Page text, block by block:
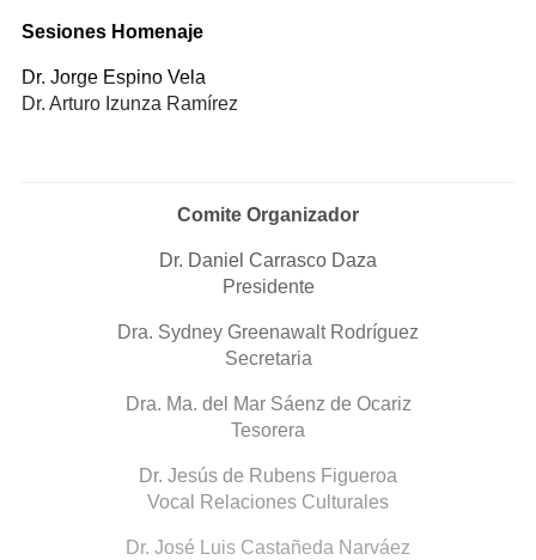
Sesiones Homenaje
Dr. Jorge Espino Vela
Dr. Arturo Izunza Ramírez
Comite Organizador
Dr. Daniel Carrasco Daza
Presidente
Dra. Sydney Greenawalt Rodríguez
Secretaria
Dra. Ma. del Mar Sáenz de Ocariz
Tesorera
Dr. Jesús de Rubens Figueroa
Vocal Relaciones Culturales
Dr. José Luis Castañeda Narváez